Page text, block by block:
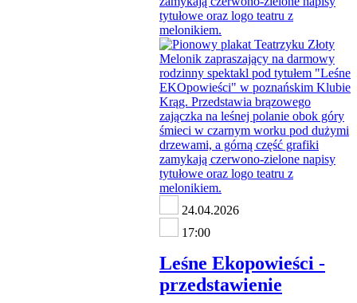
24.04.2026
17:00
Leśne Ekopowieści -
przedstawienie